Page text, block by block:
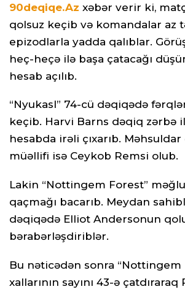
90deqiqe.Az xəbər verir ki,
qolsuz keçib və komandalar az
epizodlarla yadda qalıblar.
heç-heçə ilə başa çatacağı
hesab açılıb.
“Nyukasl” 74-cü dəqiqədə
keçib. Harvi Barns dəqiq zərbə
hesabda irəli çıxarıb.
müəllifi isə Ceykob Remsi olub.
Lakin “Nottingem Forest”
qaçmağı bacarıb. Meydan
dəqiqədə Elliot Andersonun
bərabərləşdiriblər.
Bu nəticədən sonra “Nottingem
xallarının sayını 43-ə